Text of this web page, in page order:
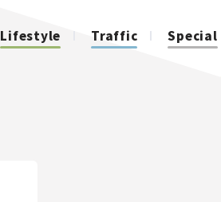
Lifestyle Traffic Special